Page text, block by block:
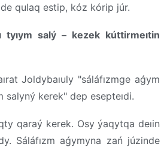
qulaq estip, kóz kórip júr.
tyıym salý – kezek kúttirmeıtin
Joldybaıuly "sáláfızmge aǵym
salyný kerek" dep esepteıdi.
qaraý kerek. Osy ýaqytqa deıin
Sáláfızm aǵymyna zań júzinde